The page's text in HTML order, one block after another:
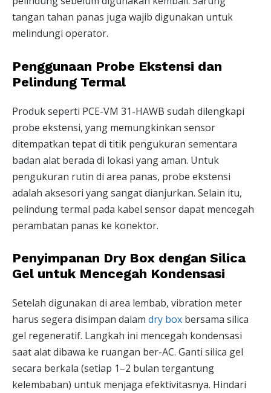
tangan tahan panas juga wajib digunakan untuk
melindungi operator.
Penggunaan Probe Ekstensi dan
Pelindung Termal
Produk seperti PCE-VM 31-HAWB sudah dilengkapi
probe ekstensi, yang memungkinkan sensor
ditempatkan tepat di titik pengukuran sementara
badan alat berada di lokasi yang aman. Untuk
pengukuran rutin di area panas, probe ekstensi
adalah aksesori yang sangat dianjurkan. Selain itu,
pelindung termal pada kabel sensor dapat mencegah
perambatan panas ke konektor.
Penyimpanan Dry Box dengan Silica
Gel untuk Mencegah Kondensasi
Setelah digunakan di area lembab, vibration meter
harus segera disimpan dalam dry box bersama silica
gel regeneratif. Langkah ini mencegah kondensasi
saat alat dibawa ke ruangan ber-AC. Ganti silica gel
secara berkala (setiap 1–2 bulan tergantung
kelembaban) untuk menjaga efektivitasnya. Hindari